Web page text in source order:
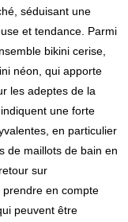
séduisant une
et tendance. Parmi
bikini cerise,
néon, qui apporte
les adeptes de la
une forte
en particulier
de maillots de bain en
sur
prendre en compte
peuvent être